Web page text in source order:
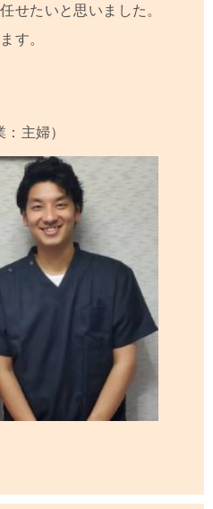
せたいと思いました。
す。
主婦）